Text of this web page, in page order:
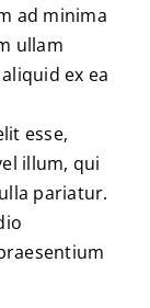
ad minima
ullam
ex ea
esse,
illum, qui
pariatur.